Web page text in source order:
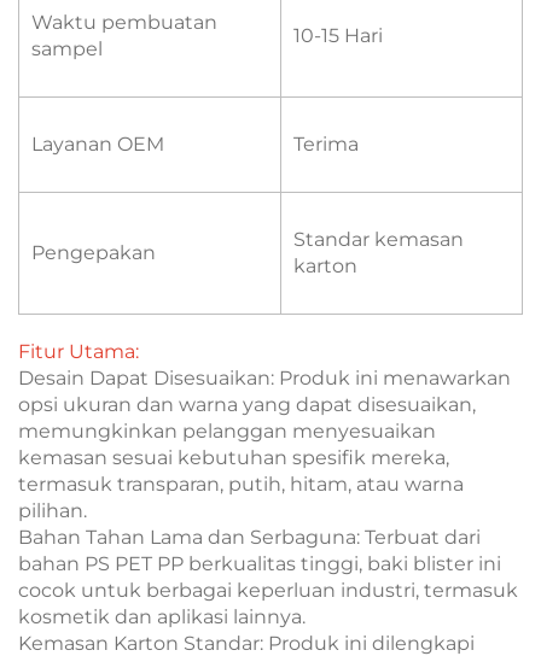
Waktu pembuatan
sampel
10-15 Hari
Layanan OEM Terima
Pengepakan
Standar kemasan
karton
Fitur Utama:
Desain Dapat Disesuaikan: Produk ini menawarkan
opsi ukuran dan warna yang dapat disesuaikan,
memungkinkan pelanggan menyesuaikan
kemasan sesuai kebutuhan spesifik mereka,
termasuk transparan, putih, hitam, atau warna
pilihan.
Bahan Tahan Lama dan Serbaguna: Terbuat dari
bahan PS PET PP berkualitas tinggi, baki blister ini
cocok untuk berbagai keperluan industri, termasuk
kosmetik dan aplikasi lainnya.
Kemasan Karton Standar: Produk ini dilengkapi